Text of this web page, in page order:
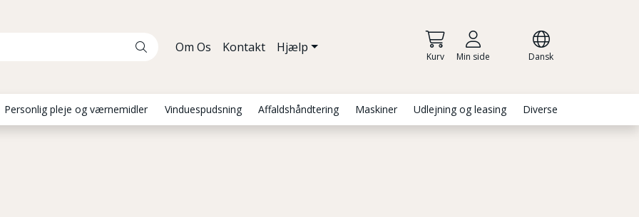
Om Os Kontakt Hjælp
Kurv Min side Dansk
Personlig pleje og værnemidler Vinduespudsning Affaldshåndtering Maskiner Udlejning og leasing Diverse